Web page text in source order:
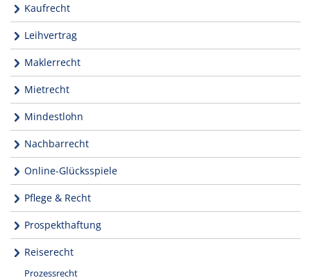
Kaufrecht
Leihvertrag
Maklerrecht
Mietrecht
Mindestlohn
Nachbarrecht
Online-Glücksspiele
Pflege & Recht
Prospekthaftung
Reiserecht
Prozessrecht